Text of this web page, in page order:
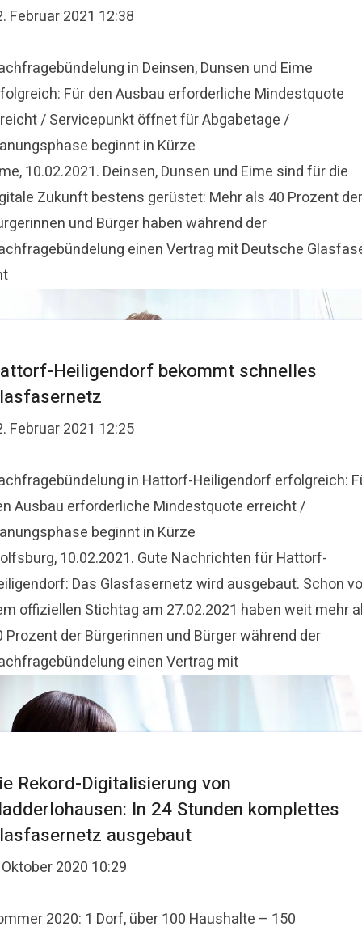
Februar 2021 12:38
in Deinsen, Dunsen und Eime
Für den Ausbau erforderliche Mindestquote
/ Servicepunkt öffnet für Abgabetage /
beginnt in Kürze
10.02.2021. Deinsen, Dunsen und Eime sind für die
Zukunft bestens gerüstet: Mehr als 40 Prozent der
und Bürger haben während der
einen Vertrag mit Deutsche
Heiligendorf bekommt schnelles
Februar 2021 12:25
in Hattorf-Heiligendorf erfolgreich:
Ausbau erforderliche Mindestquote erreicht /
beginnt in Kürze
10.02.2021. Gute Nachrichten für Hattorf-
Das Glasfasernetz wird ausgebaut. Schon
offiziellen Stichtag am 27.02.2021 haben weit mehr
Prozent der Bürgerinnen und Bürger während der
einen Vertrag mit
Rekord-Digitalisierung von
In 24 Stunden komplettes
ausgebaut
2020 10:29
2020: 1 Dorf, über 100 Haushalte – 150